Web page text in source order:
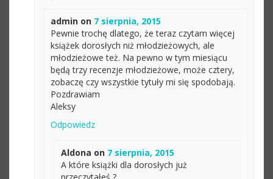
adminon 7 sierpnia, 2015
Pewnie trochę dlatego, że teraz czytam więcej
książek dorosłych niż młodzieżowych, ale
młodzieżowe też. Na pewno w tym miesiącu
będą trzy recenzje młodzieżowe, może cztery,
zobaczę czy wszystkie tytuły mi się spodobają.
Pozdrawiam
Aleksy
Odpowiedz
Aldona on 7 sierpnia, 2015
A które książki dla dorosłych już
przeczytałeś ?